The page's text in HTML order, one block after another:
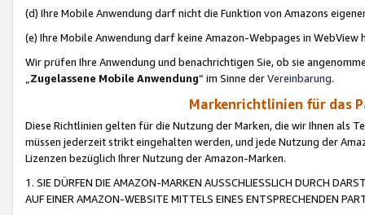
(d) Ihre Mobile Anwendung darf nicht die Funktion von Amazons
(e) Ihre Mobile Anwendung darf keine Amazon-Webpages in WebView
Wir prüfen Ihre Anwendung und benachrichtigen Sie, ob sie
„Zugelassene Mobile Anwendung“ im Sinne derVereinbarung.
Markenrichtlinien für das
Diese Richtlinien gelten für die Nutzung der Marken, die wir Ihnen als
müssen jederzeit strikt eingehalten werden, und jede Nutzung der
Lizenzen bezüglich Ihrer Nutzung der Amazon-Marken.
1. SIE DÜRFEN DIE AMAZON-MARKEN AUSSCHLIESSLICH DURCH
AUF EINER AMAZON-WEBSITE MITTELS EINES ENTSPRECHENDEN